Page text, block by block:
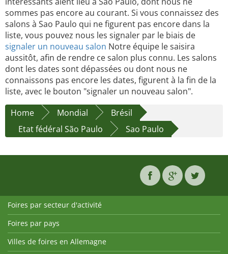
sommes pas encore au courant. Si vous connaissez des
salons à Sao Paulo qui ne figurent pas encore dans la
liste, vous pouvez nous les signaler par le biais de
signaler un nouveau salon Notre équipe le saisira
aussitôt, afin de rendre ce salon plus connu. Les salons
dont les dates sont dépassées ou dont nous ne
connaissons pas encore les dates, figurent à la fin de la
liste, avec le bouton "signaler un nouveau salon".
Home
Mondial
Brésil
Etat fédéral São Paulo
Sao Paulo
Foires par secteur d'activité
Foires par pays
Villes de foires en Allemagne